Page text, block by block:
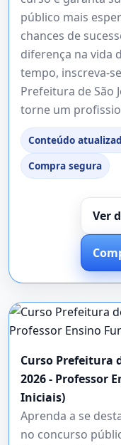
público mais
chances de
diferença na vida
tempo, inscreva-
Prefeitura de São
torne um
Conteúdo
Compra segura
Ver
Curso Prefeitura
2026 - Professor
Iniciais)
Aprenda a se
no concurso